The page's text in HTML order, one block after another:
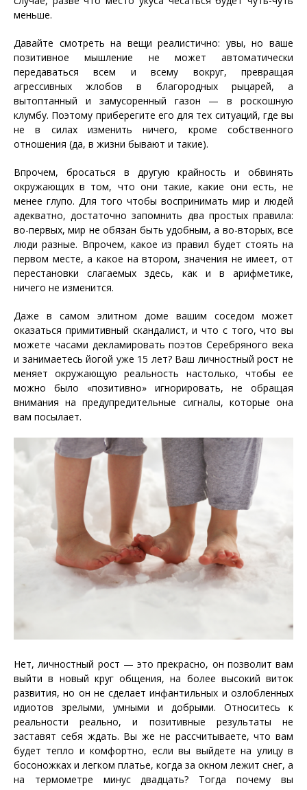
меньше.
Давайте смотреть на вещи реалистично: увы, но ваше
позитивное мышление не может автоматически
передаваться всем и всему вокруг, превращая
агрессивных жлобов в благородных рыцарей, а
вытоптанный и замусоренный газон — в роскошную
клумбу. Поэтому приберегите его для тех ситуаций, где вы
не в силах изменить ничего, кроме собственного
отношения (да, в жизни бывают и такие).
Впрочем, бросаться в другую крайность и обвинять
окружающих в том, что они такие, какие они есть, не
менее глупо. Для того чтобы воспринимать мир и людей
адекватно, достаточно запомнить два простых правила:
во-первых, мир не обязан быть удобным, а во-вторых, все
люди разные. Впрочем, какое из правил будет стоять на
первом месте, а какое на втором, значения не имеет, от
перестановки слагаемых здесь, как и в арифметике,
ничего не изменится.
Даже в самом элитном доме вашим соседом может
оказаться примитивный скандалист, и что с того, что вы
можете часами декламировать поэтов Серебряного века
и занимаетесь йогой уже 15 лет? Ваш личностный рост не
меняет окружающую реальность настолько, чтобы ее
можно было «позитивно» игнорировать, не обращая
внимания на предупредительные сигналы, которые она
вам посылает.
Нет, личностный рост — это прекрасно, он позволит вам
выйти в новый круг общения, на более высокий виток
развития, но он не сделает инфантильных и озлобленных
идиотов зрелыми, умными и добрыми. Относитесь к
реальности реально, и позитивные результаты не
заставят себя ждать. Вы же не рассчитываете, что вам
будет тепло и комфортно, если вы выйдете на улицу в
босоножках и легком платье, когда за окном лежит снег, а
на термометре минус двадцать? Тогда почему вы